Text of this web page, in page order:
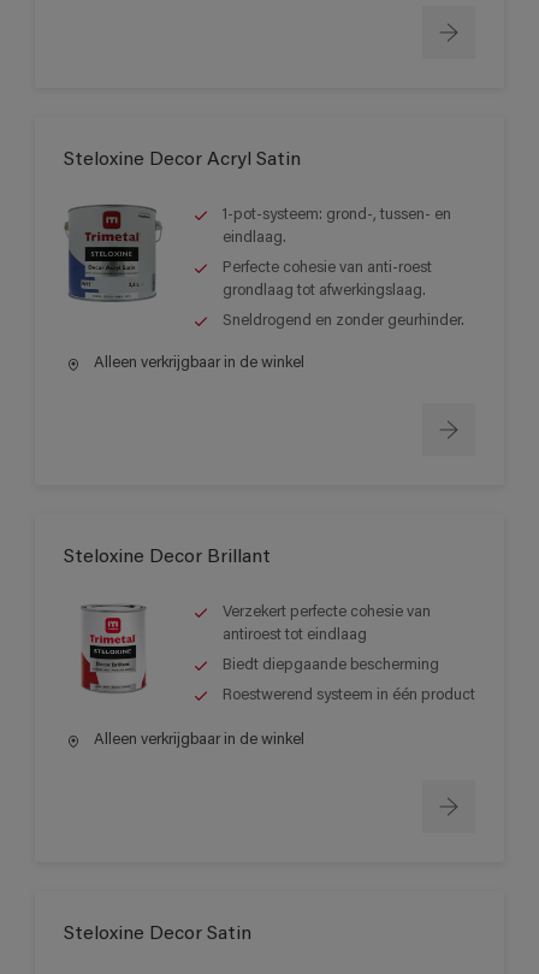
Steloxine Decor Acryl Satin
1-pot-systeem: grond-, tussen- en
eindlaag.
Perfecte cohesie van anti-roest
grondlaag tot afwerkingslaag.
Sneldrogend en zonder geurhinder.
Alleen verkrijgbaar in de winkel
Steloxine Decor Brillant
Verzekert perfecte cohesie van
antiroest tot eindlaag
Biedt diepgaande bescherming
Roestwerend systeem in één product
Alleen verkrijgbaar in de winkel
Steloxine Decor Satin